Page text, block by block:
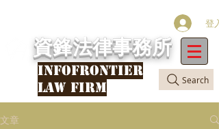
Search
登入
資鋒法律事務所
INFOFRONTIER
LAW FIRM
文章